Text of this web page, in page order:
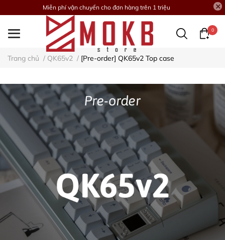
Miễn phí vận chuyển cho đơn hàng trên 1 triệu
0
Trang chủ / QK65v2 / [Pre-order] QK65v2 Top case